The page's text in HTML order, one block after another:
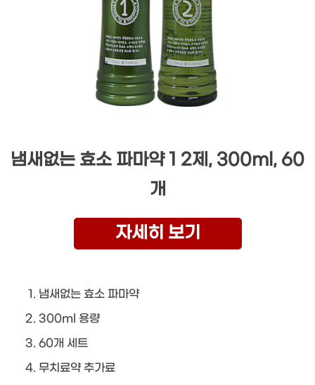
냄새없는 효소 파마약 1 2제, 300ml, 60
개
자세히 보기
냄새없는 효소 파마약
300ml 용량
60개 세트
무치료약 추가료